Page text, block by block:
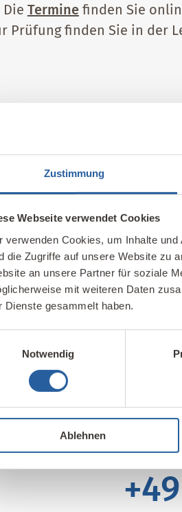
Zustimmung
Webseite verwendet Cookies
verwenden Cookies, um Inhalte
die Zugriffe auf unsere Website zu
an unsere Partner für soziale
mit weiteren Daten
Dienste gesammelt haben.
Notwendig
Ablehnen
Terminefinden Sie
Prüfung finden Sie in der
Sie
die Verlängerung in Form
frei bzw.